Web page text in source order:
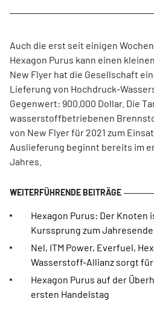
Auch die erst seit einigen
Hexagon Purus kann einen
New Flyer hat die Gesellschaft
Lieferung von Hochdruck-
Gegenwert: 900.000 Dollar. Die
wasserstoffbetriebenen
von New Flyer für 2021 zum
Auslieferung beginnt bereits im
Jahres.
Hexagon Purus: Der Knoten
Kurssprung zum Jahresende
Nel, ITM Power, Everfuel,
Wasserstoff-Allianz sorgt
Hexagon Purus auf der
ersten Handelstag